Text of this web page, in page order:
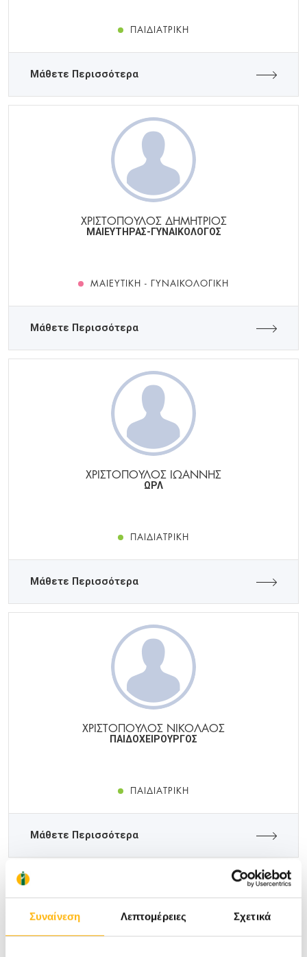
Συναίνεση Λεπτομέρειες Σχετικά
ΠΑΙΔΙΑΤΡΙΚΉ
Μάθετε Περισσότερα
ΧΡΙΣΤΟΠΟΥΛΟΣ ΔΗΜΗΤΡΙΟΣ
ΜΑΙΕΥΤΗΡΑΣ-ΓΥΝΑΙΚΟΛΟΓΟΣ
ΜΑΙΕΥΤΙΚΉ - ΓΥΝΑΙΚΟΛΟΓΙΚΉ
Μάθετε Περισσότερα
ΧΡΙΣΤΟΠΟΥΛΟΣ ΙΩΑΝΝΗΣ
ΩΡΛ
ΠΑΙΔΙΑΤΡΙΚΉ
Μάθετε Περισσότερα
ΧΡΙΣΤΟΠΟΥΛΟΣ ΝΙΚΟΛΑΟΣ
ΠΑΙΔΟΧΕΙΡΟΥΡΓΟΣ
ΠΑΙΔΙΑΤΡΙΚΉ
Μάθετε Περισσότερα